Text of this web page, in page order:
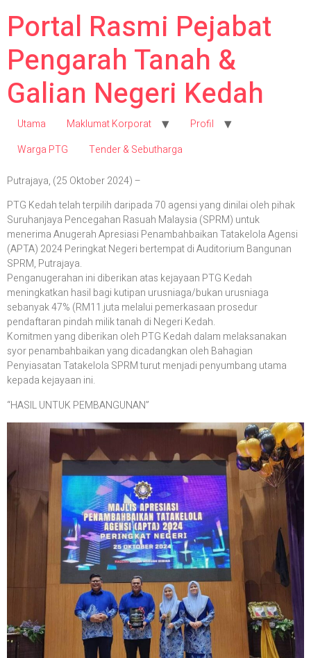
Portal Rasmi Pejabat
Pengarah Tanah &
Galian Negeri Kedah
Utama Maklumat Korporat
Profil
Warga PTG
Tender & Sebutharga
Putrajaya, (25 Oktober 2024) –
PTG Kedah telah terpilih daripada 70 agensi yang dinilai oleh pihak
Suruhanjaya Pencegahan Rasuah Malaysia (SPRM) untuk
menerima Anugerah Apresiasi Penambahbaikan Tatakelola Agensi
(APTA) 2024 Peringkat Negeri bertempat di Auditorium Bangunan
SPRM, Putrajaya.
Penganugerahan ini diberikan atas kejayaan PTG Kedah
meningkatkan hasil bagi kutipan urusniaga/bukan urusniaga
sebanyak 47% (RM11.juta melalui pemerkasaan prosedur
pendaftaran pindah milik tanah di Negeri Kedah.
Komitmen yang diberikan oleh PTG Kedah dalam melaksanakan
syor penambahbaikan yang dicadangkan oleh Bahagian
Penyiasatan Tatakelola SPRM turut menjadi penyumbang utama
kepada kejayaan ini.
“HASIL UNTUK PEMBANGUNAN”